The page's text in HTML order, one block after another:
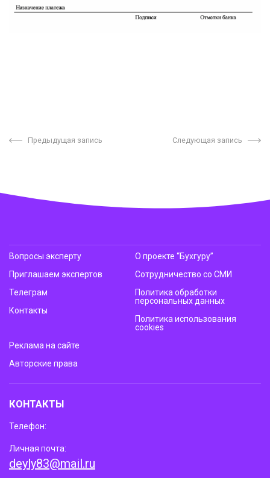
Предыдущая запись Следующая запись
Вопросы эксперту
Приглашаем экспертов
Телеграм
Контакты
О проекте “Бухгуру”
Сотрудничество со СМИ
Политика обработки
персональных данных
Политика использования
cookies
Реклама на сайте
Авторские права
КОНТАКТЫ
Телефон:
Личная почта:
deyly83@mail.ru